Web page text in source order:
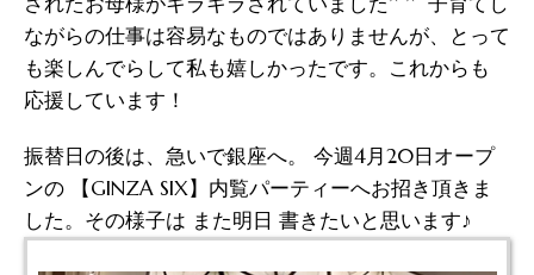
ながらの仕事は容易なものではありませんが、とって
も楽しんでらして私も嬉しかったです。これからも
応援しています！
振替日の後は、急いで銀座へ。 今週4月20日オープ
ンの 【GINZA SIX】内覧パーティーへお招き頂きま
した。その様子は また明日 書きたいと思います♪